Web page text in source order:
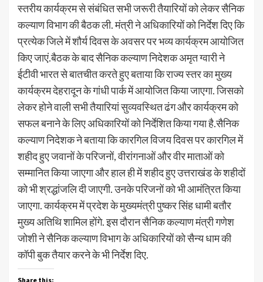
स्तरीय कार्यक्रम से संबंधित सभी जरूरी तैयारियों को लेकर सैनिक
कल्याण विभाग की बैठक ली. मंत्री ने अधिकारियों को निर्देश दिए कि
प्रत्येक जिले में शौर्य दिवस के अवसर पर भव्य कार्यक्रम आयोजित
किए जाएं.बैठक के बाद सैनिक कल्याण निदेशक अमृत ग्वारी ने
ईटीवी भारत से बातचीत करते हुए बताया कि राज्य स्तर का मुख्य
कार्यक्रम देहरादून के गांधी पार्क में आयोजित किया जाएगा. जिसको
लेकर होने वाली सभी तैयारियां सुव्यवस्थित ढंग और कार्यक्रम को
सफल बनाने के लिए अधिकारियों को निर्देशित किया गया है.सैनिक
कल्याण निदेशक ने बताया कि कारगिल विजय दिवस पर कारगिल में
शहीद हुए जवानों के परिजनों, वीरांगनाओं और वीर माताओं को
सम्मानित किया जाएगा और हाल ही में शहीद हुए उत्तराखंड के शहीदों
को भी श्रद्धांजलि दी जाएगी. उनके परिजनों को भी आमंत्रित किया
जाएगा. कार्यक्रम में प्रदेश के मुख्यमंत्री पुष्कर सिंह धामी बतौर
मुख्य अतिथि शामिल होंगे. इस दौरान सैनिक कल्याण मंत्री गणेश
जोशी ने सैनिक कल्याण विभाग के अधिकारियों को सैन्य धाम की
कॉपी बुक तैयार करने के भी निर्देश दिए.
Share this: